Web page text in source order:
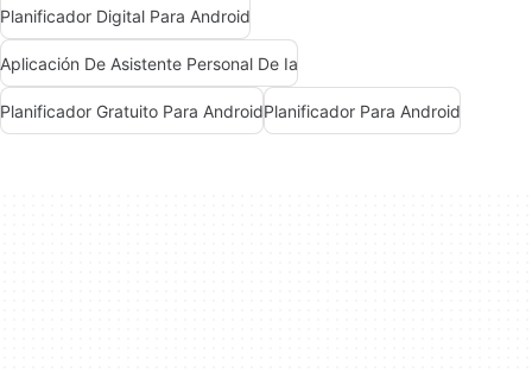
Planificador Digital Para Android
Aplicación De Asistente Personal De Ia
Planificador Gratuito Para AndroidPlanificador Para Android